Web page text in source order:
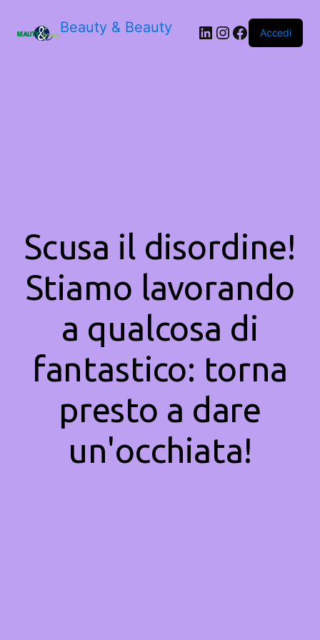
Beauty & Beauty LinkedIn
Instagram
Facebook
Accedi
Scusa il disordine!
Stiamo lavorando
a qualcosa di
fantastico: torna
presto a dare
un'occhiata!